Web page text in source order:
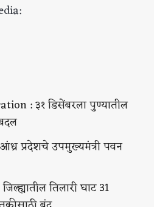
: ३१ डिसेंबरला पुण्यातील
प्रदेशचे उपमुख्यमंत्री पवन
तिलारी घाट 31